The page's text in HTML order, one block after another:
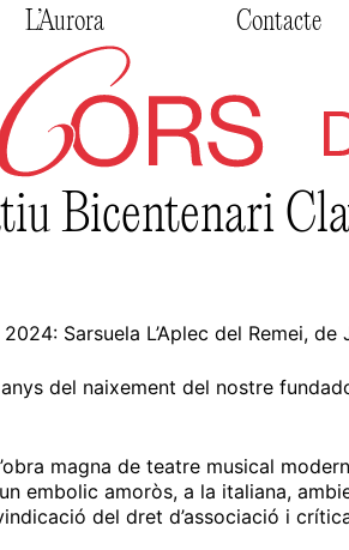
L’Aurora Contacte
Bicentenari
Sarsuela L’Aplec del Remei, de
del naixement del nostre
magna de teatre musical
un embolic amoròs, a la italiana,
del dret d’associació i